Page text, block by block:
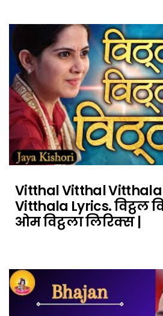
Vitthal Vitthal
Vitthala Lyrics. विट्ठल
ओम विट्ठला लिरिक्स |